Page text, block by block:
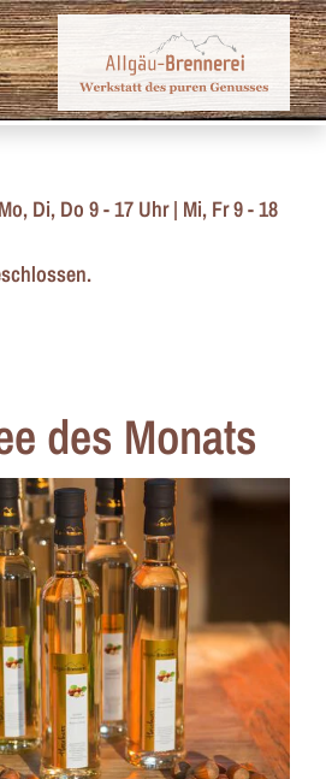
Di, Do 9 - 17 Uhr | Mi, Fr 9 - 18
des Monats